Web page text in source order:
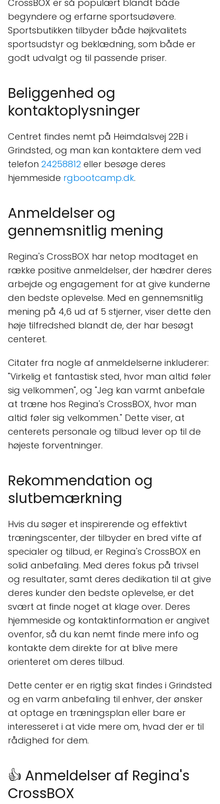
CrossBOX er så populært blandt både
begyndere og erfarne sportsudøvere.
Sportsbutikken tilbyder både højkvalitets
sportsudstyr og beklædning, som både er
godt udvalgt og til passende priser.
Beliggenhed og
kontaktoplysninger
Centret findes nemt på Heimdalsvej 22B i
Grindsted, og man kan kontaktere dem ved
telefon 24258812 eller besøge deres
hjemmeside rgbootcamp.dk.
Anmeldelser og
gennemsnitlig mening
Regina's CrossBOX har netop modtaget en
række positive anmeldelser, der hædrer deres
arbejde og engagement for at give kunderne
den bedste oplevelse. Med en gennemsnitlig
mening på 4,6 ud af 5 stjerner, viser dette den
høje tilfredshed blandt de, der har besøgt
centeret.
Citater fra nogle af anmeldelserne inkluderer:
"Virkelig et fantastisk sted, hvor man altid føler
sig velkommen", og "Jeg kan varmt anbefale
at træne hos Regina's CrossBOX, hvor man
altid føler sig velkommen." Dette viser, at
centerets personale og tilbud lever op til de
højeste forventninger.
Rekommendation og
slutbemærkning
Hvis du søger et inspirerende og effektivt
træningscenter, der tilbyder en bred vifte af
specialer og tilbud, er Regina's CrossBOX en
solid anbefaling. Med deres fokus på trivsel
og resultater, samt deres dedikation til at give
deres kunder den bedste oplevelse, er det
svært at finde noget at klage over. Deres
hjemmeside og kontaktinformation er angivet
ovenfor, så du kan nemt finde mere info og
kontakte dem direkte for at blive mere
orienteret om deres tilbud.
Dette center er en rigtig skat findes i Grindsted
og en varm anbefaling til enhver, der ønsker
at optage en træningsplan eller bare er
interesseret i at vide mere om, hvad der er til
rådighed for dem.
👍 Anmeldelser af Regina's
CrossBOX